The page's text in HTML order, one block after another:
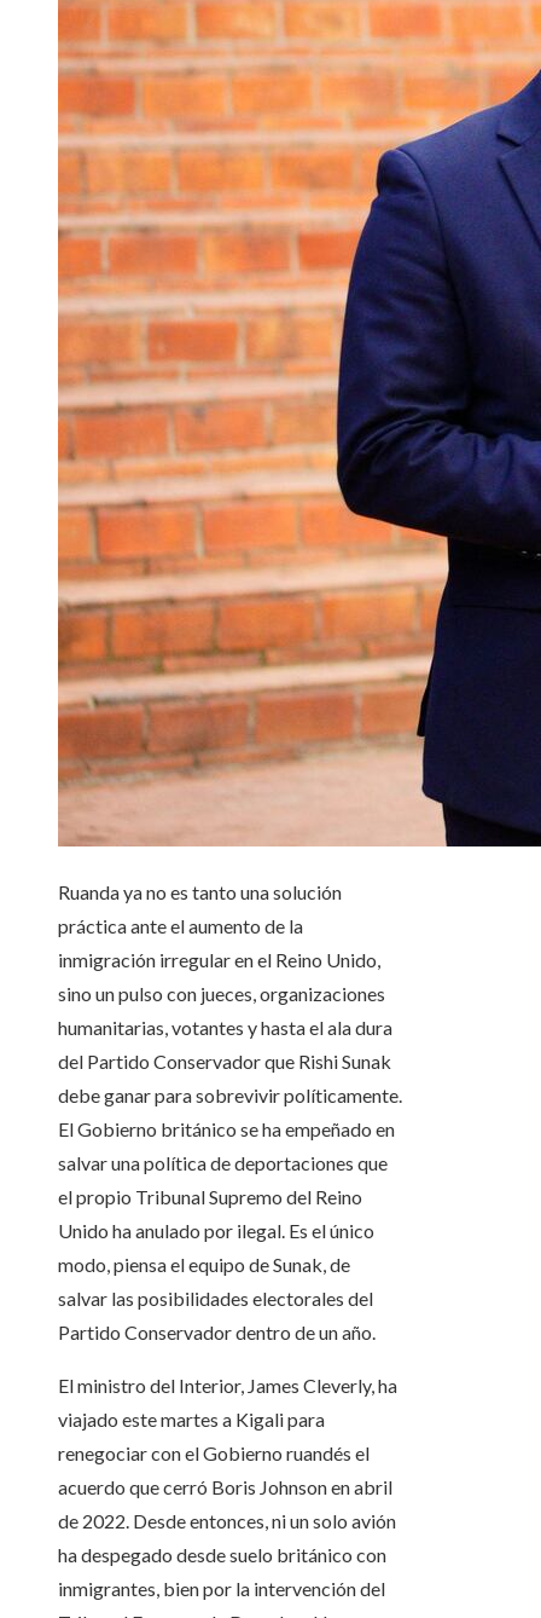
Ruanda ya no es tanto una solución
práctica ante el aumento de la
inmigración irregular en el Reino Unido,
sino un pulso con jueces, organizaciones
humanitarias, votantes y hasta el ala dura
del Partido Conservador que Rishi Sunak
debe ganar para sobrevivir políticamente.
El Gobierno británico se ha empeñado en
salvar una política de deportaciones que
el propio Tribunal Supremo del Reino
Unido ha anulado por ilegal. Es el único
modo, piensa el equipo de Sunak, de
salvar las posibilidades electorales del
Partido Conservador dentro de un año.
El ministro del Interior, James Cleverly, ha
viajado este martes a Kigali para
renegociar con el Gobierno ruandés el
acuerdo que cerró Boris Johnson en abril
de 2022. Desde entonces, ni un solo avión
ha despegado desde suelo británico con
inmigrantes, bien por la intervención del